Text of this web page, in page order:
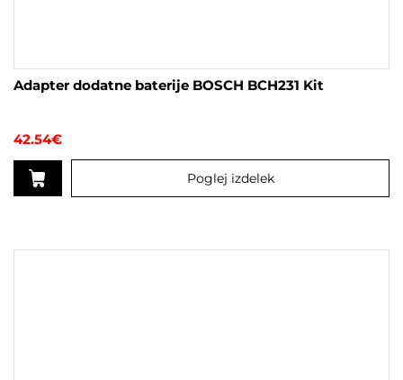
Adapter dodatne baterije BOSCH BCH231 Kit
42.54€
Poglej izdelek